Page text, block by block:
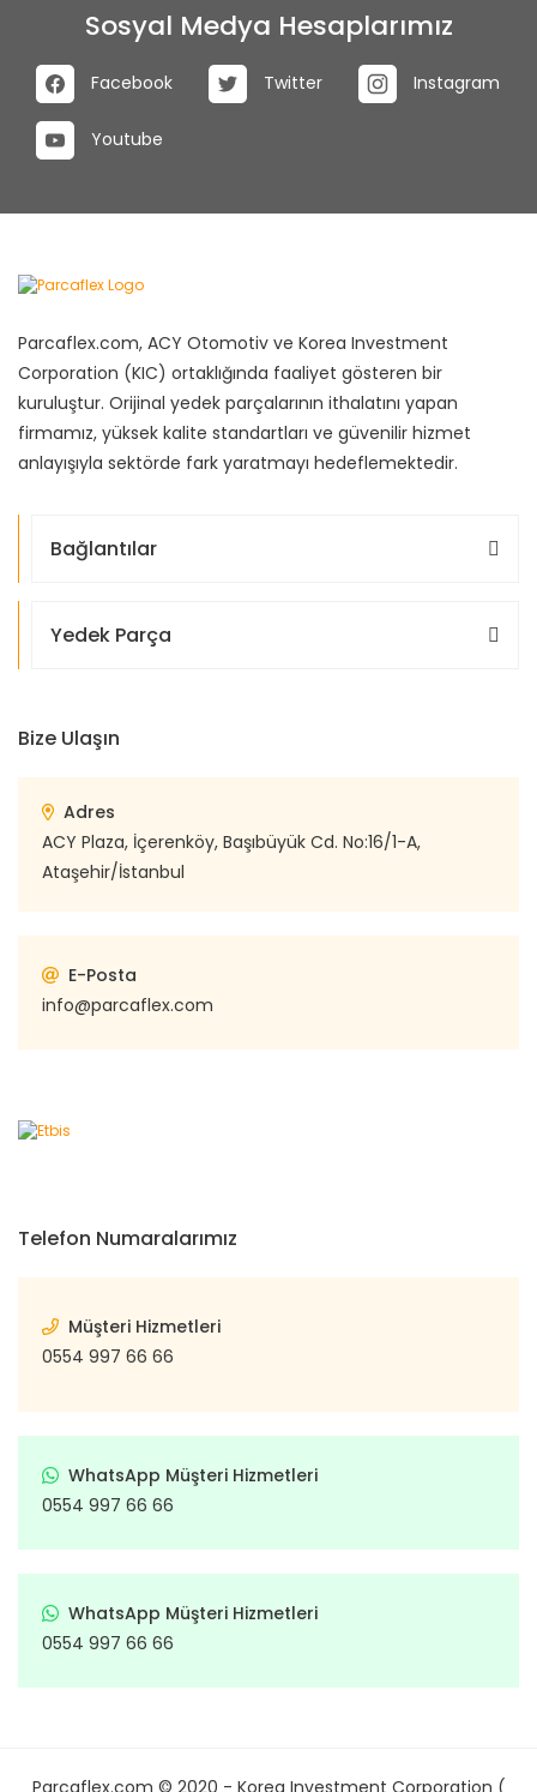
Sosyal Medya Hesaplarımız
Facebook Twitter Instagram
Youtube
Parcaflex.com, ACY Otomotiv ve Korea Investment
Corporation (KIC) ortaklığında faaliyet gösteren bir
kuruluştur. Orijinal yedek parçalarının ithalatını yapan
firmamız, yüksek kalite standartları ve güvenilir hizmet
anlayışıyla sektörde fark yaratmayı hedeflemektedir.
Bağlantılar
Yedek Parça
Bize Ulaşın
Adres
ACY Plaza, İçerenköy, Başıbüyük Cd. No:16/1-A,
Ataşehir/İstanbul
E-Posta
info@parcaflex.com
Telefon Numaralarımız
Müşteri Hizmetleri
0554 997 66 66
WhatsApp Müşteri Hizmetleri
0554 997 66 66
WhatsApp Müşteri Hizmetleri
0554 997 66 66
Parcaflex.com © 2020 - Korea Investment Corporation (